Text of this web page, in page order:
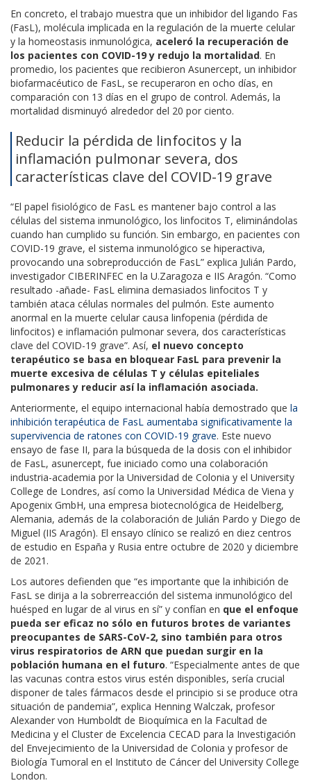
En concreto, el trabajo muestra que un inhibidor del ligando Fas
(FasL), molécula implicada en la regulación de la muerte celular
y la homeostasis inmunológica, aceleró la recuperación de
los pacientes con COVID-19 y redujo la mortalidad. En
promedio, los pacientes que recibieron Asunercept, un inhibidor
biofarmacéutico de FasL, se recuperaron en ocho días, en
comparación con 13 días en el grupo de control. Además, la
mortalidad disminuyó alrededor del 20 por ciento.
Reducir la pérdida de linfocitos y la
inflamación pulmonar severa, dos
características clave del COVID-19 grave
“El papel fisiológico de FasL es mantener bajo control a las
células del sistema inmunológico, los linfocitos T, eliminándolas
cuando han cumplido su función. Sin embargo, en pacientes con
COVID-19 grave, el sistema inmunológico se hiperactiva,
provocando una sobreproducción de FasL” explica Julián Pardo,
investigador CIBERINFEC en la U.Zaragoza e IIS Aragón. “Como
resultado -añade- FasL elimina demasiados linfocitos T y
también ataca células normales del pulmón. Este aumento
anormal en la muerte celular causa linfopenia (pérdida de
linfocitos) e inflamación pulmonar severa, dos características
clave del COVID-19 grave”. Así, el nuevo concepto
terapéutico se basa en bloquear FasL para prevenir la
muerte excesiva de células T y células epiteliales
pulmonares y reducir así la inflamación asociada.
Anteriormente, el equipo internacional había demostrado que la
inhibición terapéutica de FasL aumentaba significativamente la
supervivencia de ratones con COVID-19 grave. Este nuevo
ensayo de fase II, para la búsqueda de la dosis con el inhibidor
de FasL, asunercept, fue iniciado como una colaboración
industria-academia por la Universidad de Colonia y el University
College de Londres, así como la Universidad Médica de Viena y
Apogenix GmbH, una empresa biotecnológica de Heidelberg,
Alemania, además de la colaboración de Julián Pardo y Diego de
Miguel (IIS Aragón). El ensayo clínico se realizó en diez centros
de estudio en España y Rusia entre octubre de 2020 y diciembre
de 2021.
Los autores defienden que “es importante que la inhibición de
FasL se dirija a la sobrerreacción del sistema inmunológico del
huésped en lugar de al virus en sí” y confían en que el enfoque
pueda ser eficaz no sólo en futuros brotes de variantes
preocupantes de SARS-CoV-2, sino también para otros
virus respiratorios de ARN que puedan surgir en la
población humana en el futuro. “Especialmente antes de que
las vacunas contra estos virus estén disponibles, sería crucial
disponer de tales fármacos desde el principio si se produce otra
situación de pandemia”, explica Henning Walczak, profesor
Alexander von Humboldt de Bioquímica en la Facultad de
Medicina y el Cluster de Excelencia CECAD para la Investigación
del Envejecimiento de la Universidad de Colonia y profesor de
Biología Tumoral en el Instituto de Cáncer del University College
London.